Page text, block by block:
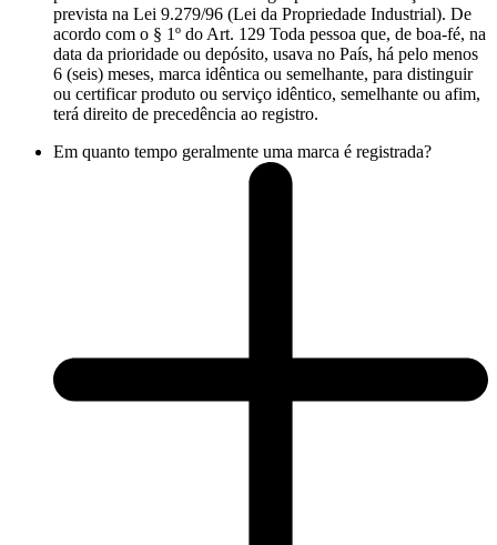
prevista na Lei 9.279/96 (Lei da Propriedade Industrial). De
acordo com o § 1º do Art. 129 Toda pessoa que, de boa-fé, na
data da prioridade ou depósito, usava no País, há pelo menos
6 (seis) meses, marca idêntica ou semelhante, para distinguir
ou certificar produto ou serviço idêntico, semelhante ou afim,
terá direito de precedência ao registro.
Em quanto tempo geralmente uma marca é registrada?